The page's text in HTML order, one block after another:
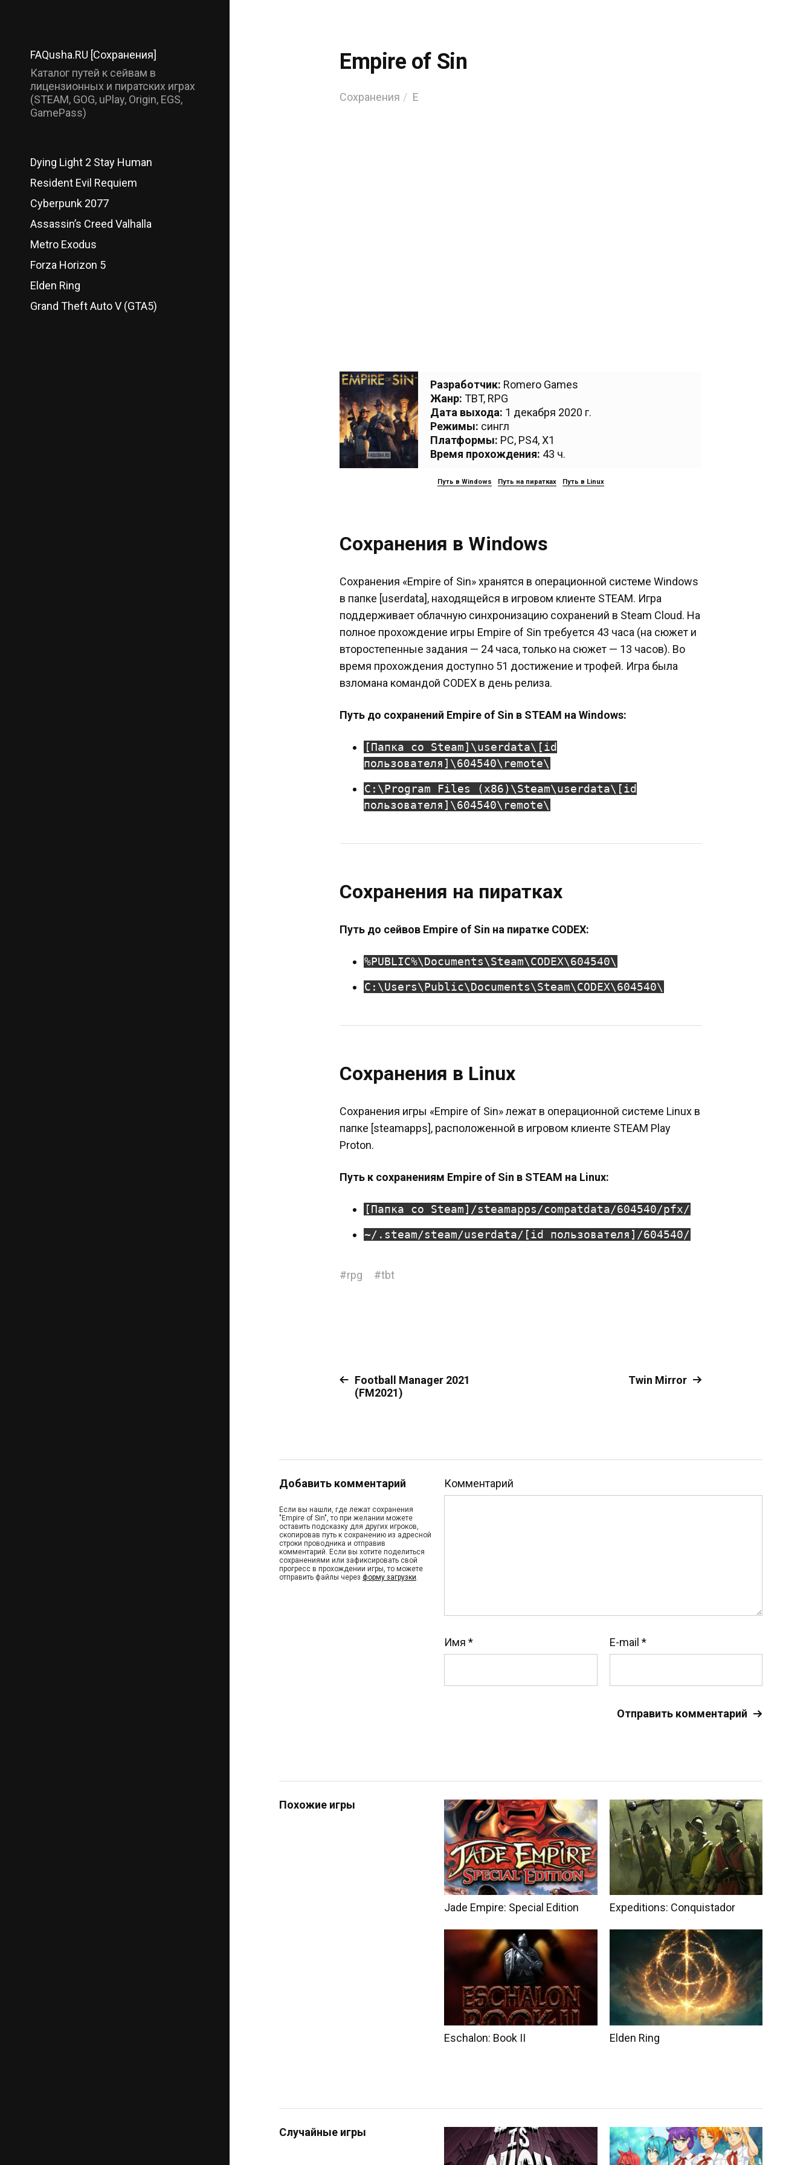
FAQusha.RU [Сохранения]
Каталог путей к сейвам в
лицензионных и пиратских играх
(STEAM, GOG, uPlay, Origin, EGS,
GamePass)
Dying Light 2 Stay Human
Resident Evil Requiem
Cyberpunk 2077
Assassin’s Creed Valhalla
Metro Exodus
Forza Horizon 5
Elden Ring
Grand Theft Auto V (GTA5)
Empire of Sin
Сохранения E
Разработчик: Romero Games
Жанр: TBT, RPG
Дата выхода: 1 декабря 2020 г.
Режимы: сингл
Платформы: PC, PS4,X1
Время прохождения: 43 ч.
Путь в Windows Путь на пиратках Путь в Linux
Сохранения в Windows
Сохранения «Empire of Sin» хранятся в операционной системе Windows
в папке [userdata], находящейся в игровом клиенте STEAM. Игра
поддерживает облачную синхронизацию сохранений в Steam Cloud. На
полное прохождение игры Empire of Sin требуется 43 часа (на сюжет и
второстепенные задания — 24 часа, только на сюжет — 13 часов). Во
время прохождения доступно 51 достижение и трофей. Игра была
взломана командой CODEX в день релиза.
Путь до сохранений Empire of Sin в STEAM на Windows:
[Папка со Steam]\userdata\[id
пользователя]\604540\remote\
C:\Program Files (x86)\Steam\userdata\[id
пользователя]\604540\remote\
Сохранения на пиратках
Путь до сейвов Empire of Sin на пиратке CODEX:
%PUBLIC%\Documents\Steam\CODEX\604540\
C:\Users\Public\Documents\Steam\CODEX\604540\
Сохранения в Linux
Сохранения игры «Empire of Sin» лежат в операционной системе Linux в
папке [steamapps], расположенной в игровом клиенте STEAM Play
Proton.
Путь к сохранениям Empire of Sin в STEAM на Linux:
[Папка со Steam]/steamapps/compatdata/604540/pfx/
~/.steam/steam/userdata/[id пользователя]/604540/
#rpg #tbt
Football Manager 2021
(FM2021)
Twin Mirror
Добавить комментарий
Если вы нашли, где лежат сохранения
"Empire of Sin", то при желании можете
оставить подсказку для других игроков,
скопировав путь к сохранению из адресной
строки проводника и отправив
комментарий. Если вы хотите поделиться
сохранениями или зафиксировать свой
прогресс в прохождении игры, то можете
отправить файлы через форму загрузки.
Комментарий
Имя * E-mail *
Похожие игры
Jade Empire: Special Edition Expeditions: Conquistador
Eschalon: Book II Elden Ring
Случайные игры